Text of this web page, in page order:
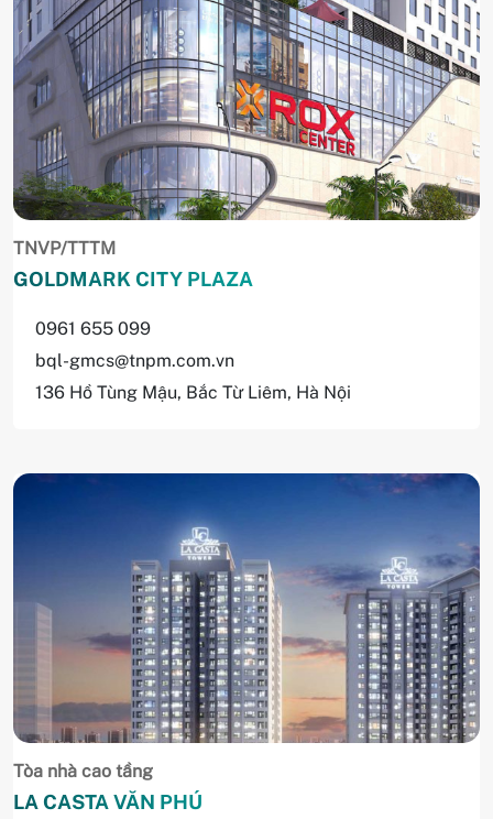
TNVP/TTTM
GOLDMARK CITY PLAZA
0961 655 099
bql-gmcs@tnpm.com.vn
136 Hồ Tùng Mậu, Bắc Từ Liêm, Hà Nội
Tòa nhà cao tầng
LA CASTA VĂN PHÚ